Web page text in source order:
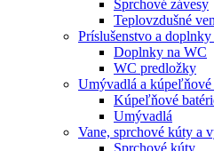
Sprchové závesy
Teplovzdušné
Príslušenstvo a
Doplnky na WC
WC predložky
Umývadlá a kúpeľňové
Kúpeľňové
Umývadlá
Vane, sprchové kúty a
Sprchové kúty